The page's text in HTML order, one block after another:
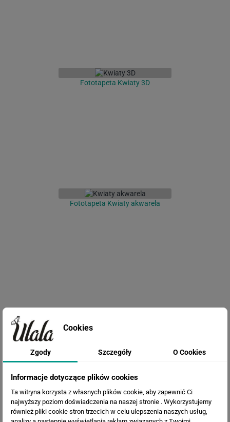
Fototapeta Kwiaty 3D
Fototapeta Kwiaty akwarela
Fototapeta Kwiaty - mural
Cookies
Zgody Szczegóły O Cookies
Informacje dotyczące plików cookies
Ta witryna korzysta z własnych plików cookie, aby zapewnić Ci
najwyższy poziom doświadczenia na naszej stronie . Wykorzystujemy
również pliki cookie stron trzecich w celu ulepszenia naszych usług,